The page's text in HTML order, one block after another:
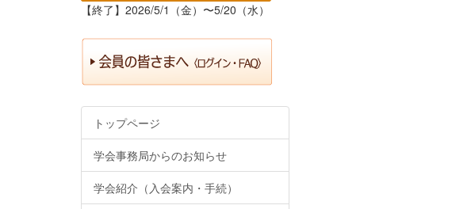
【終了】2026/5/1（金）〜5/20（水）
トップページ
学会事務局からのお知らせ
学会紹介（入会案内・手続）